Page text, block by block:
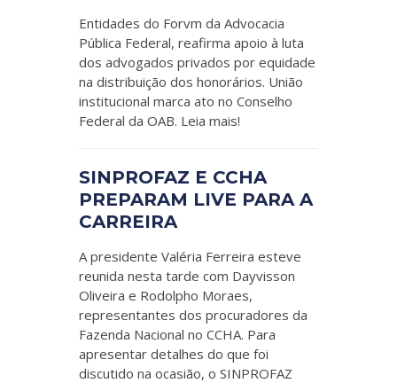
Entidades do Forvm da Advocacia
Pública Federal, reafirma apoio à luta
dos advogados privados por equidade
na distribuição dos honorários. União
institucional marca ato no Conselho
Federal da OAB. Leia mais!
SINPROFAZ E CCHA
PREPARAM LIVE PARA A
CARREIRA
A presidente Valéria Ferreira esteve
reunida nesta tarde com Dayvisson
Oliveira e Rodolpho Moraes,
representantes dos procuradores da
Fazenda Nacional no CCHA. Para
apresentar detalhes do que foi
discutido na ocasião, o SINPROFAZ